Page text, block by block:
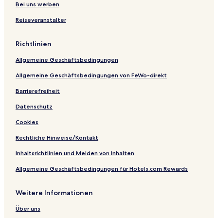
o
e
c
h
r
a
z
l
e
r
f
s
i
g
n
o
e
s
e
n
R
r
e
a
t
r
h
'
s
A
l
e
h
f
Bei uns werben
Reiseveranstalter
Richtlinien
Allgemeine Geschäftsbedingungen
Allgemeine Geschäftsbedingungen von FeWo-direkt
Barrierefreiheit
Datenschutz
Cookies
Rechtliche Hinweise/Kontakt
Inhaltsrichtlinien und Melden von Inhalten
Allgemeine Geschäftsbedingungen für Hotels.com Rewards
Weitere Informationen
Über uns